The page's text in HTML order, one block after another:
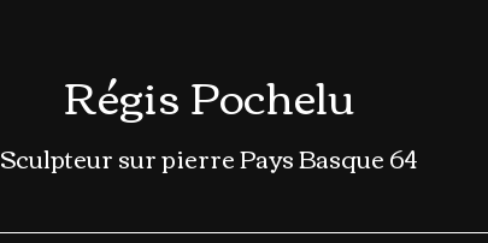
Régis Pochelu
Sculpteur sur pierre Pays Basque 64